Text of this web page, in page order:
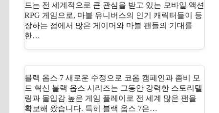
드는 전 세계적으로 큰 관심을 받고 있는 모바일 액션
RPG 게임으로, 마블 유니버스의 인기 캐릭터들이 등
장하는 점에서 많은 게이머와 마블 팬들의 기대를
한…
블랙 옵스 7 새로운 수정으로 코옵 캠페인과 좀비 모
드 혁신 블랙 옵스 시리즈는 그동안 강력한 스토리텔
링과 몰입감 높은 게임 플레이로 전 세계 많은 팬을
확보해 왔습니다. 특히 블랙 옵스 7은…